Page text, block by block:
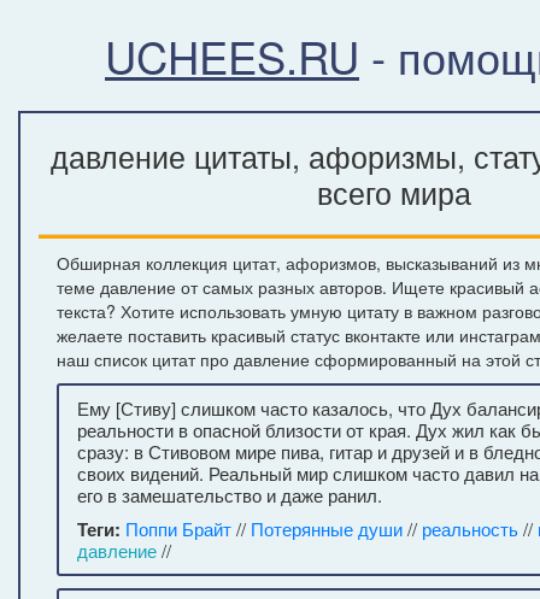
UCHEES.RU -
давление цитаты, афоризмы,
всего мира
Обширная коллекция цитат, афоризмов, высказываний из
теме давление от самых разных авторов. Ищете красивый
текста? Хотите использовать умную цитату в важном
желаете поставить красивый статус вконтакте или
наш список цитат про давление сформированный на этой
Ему [Стиву] слишком часто казалось, что Дух
реальности в опасной близости от края. Дух жил как
сразу: в Стивовом мире пива, гитар и друзей и в
своих видений. Реальный мир слишком часто давил
его в замешательство и даже ранил.
Теги: Поппи Брайт// Потерянные души// реальность//
давление//